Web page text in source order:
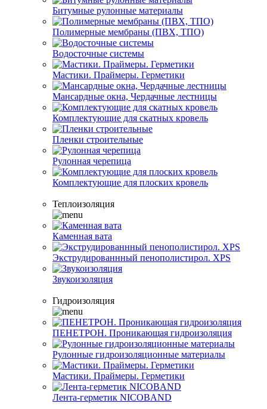
Битумные рулонные материалы
Полимерные мембраны (ПВХ, ТПО)
Водосточные системы
Мастики. Праймеры. Герметики
Мансардные окна, Чердачные лестницы
Комплектующие для скатных кровель
Пленки строительные
Рулонная черепица
Комплектующие для плоских кровель
Теплоизоляция
Каменная вата
Экструдированнный пенополистирол. XPS
Звукоизоляция
Гидроизоляция
ПЕНЕТРОН. Проникающая гидроизоляция
Рулонные гидроизоляционные материалы
Мастики. Праймеры. Герметики
Лента-герметик NICOBAND